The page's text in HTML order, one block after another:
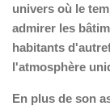
univers où le
admirer les
habitants
l'atmosphère
En plus de son